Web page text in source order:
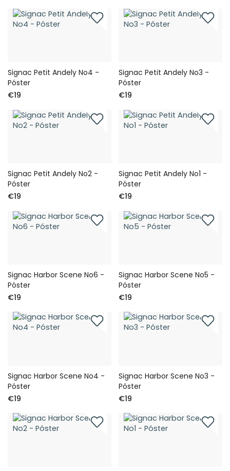
Signac Petit Andely No4 -
Póster
€19
Signac Petit Andely No3 -
Póster
€19
Signac Petit Andely No2 -
Póster
€19
Signac Petit Andely No1 -
Póster
€19
Signac Harbor Scene No6 -
Póster
€19
Signac Harbor Scene No5 -
Póster
€19
Signac Harbor Scene No4 -
Póster
€19
Signac Harbor Scene No3 -
Póster
€19